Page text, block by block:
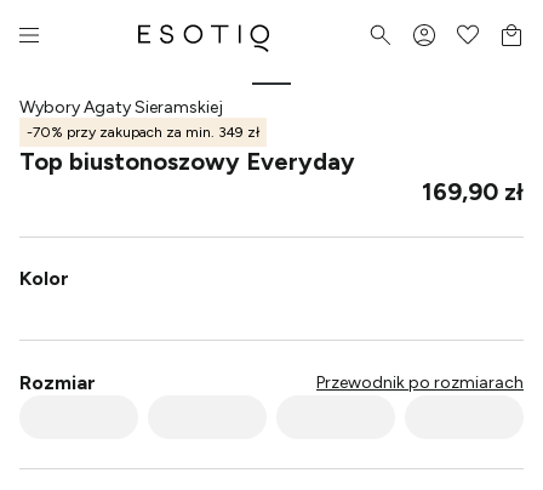
Wybory Agaty Sieramskiej
-70% przy zakupach za min. 349 zł
Top biustonoszowy Everyday
169,90 zł
Kolor
Rozmiar Przewodnik po rozmiarach